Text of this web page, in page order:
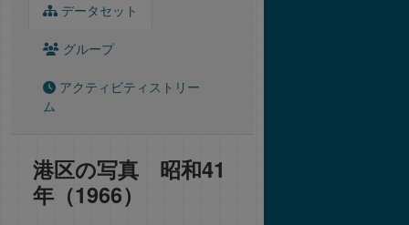
データセット
グループ
アクティビティストリー
ム
港区の写真 昭和41
年（1966）